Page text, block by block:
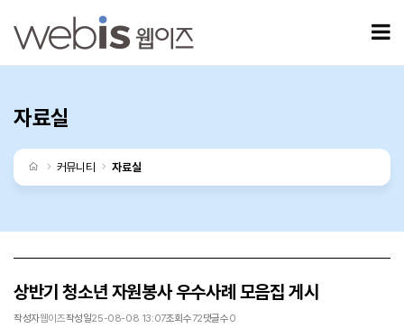
자료실
처음으로
커뮤니티 자료실
상반기 청소년 자원봉사 우수사례 모음집 게시
작성자웹이즈작성일25-08-08 13:07조회수72댓글수0